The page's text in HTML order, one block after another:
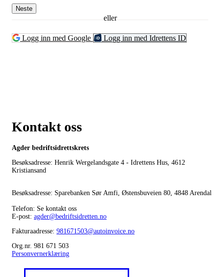
Neste
eller
Logg inn med Google Logg inn med Idrettens ID
Kontakt oss
Agder bedriftsidrettskrets
Besøksadresse: Henrik Wergelandsgate 4 - Idrettens Hus, 4612
Kristiansand
Besøksadresse: Sparebanken Sør Amfi, Østensbuveien 80, 4848 Arendal
Telefon: Se kontakt oss
E-post: agder@bedriftsidretten.no
Fakturaadresse: 981671503@autoinvoice.no
Org.nr. 981 671 503
Personvernerklæring